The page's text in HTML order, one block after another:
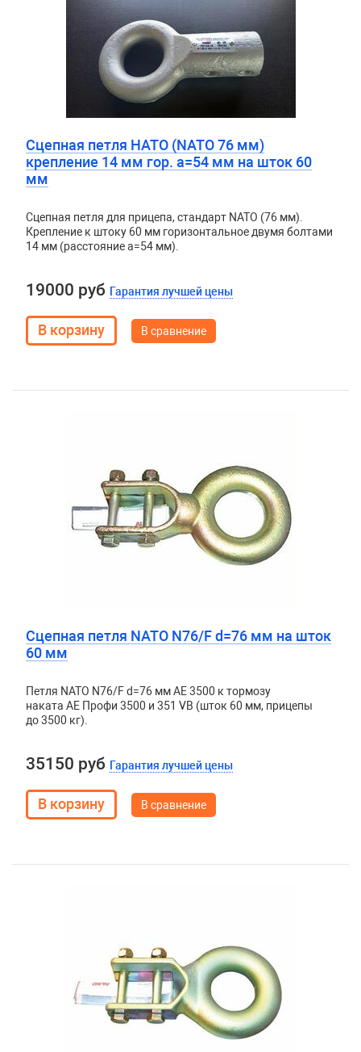
Сцепная петля НАТО (NATO 76 мм)
крепление 14 мм гор. а=54 мм на шток 60
мм
Сцепная петля для прицепа, стандарт NATO (76 мм).
Крепление к штоку 60 мм горизонтальное двумя болтами
14 мм (расстояние а=54 мм).
19000 руб Гарантия лучшей цены
В сравнение
Сцепная петля NATO N76/F d=76 мм на шток
60 мм
Петля NATO N76/F d=76 мм АЕ 3500 к тормозу
наката АЕ Профи 3500 и 351 VB (шток 60 мм, прицепы
до 3500 кг).
35150 руб Гарантия лучшей цены
В сравнение